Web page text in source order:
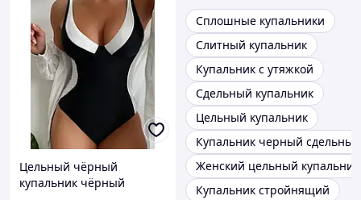
Цельный чёрный
купальник чёрный
Сплошные купальники
Слитный купальник
Купальник с утяжкой
Сдельный купальник
Цельный купальник
Купальник черный сдельный
Женский цельный купальник
Купальник стройнящий